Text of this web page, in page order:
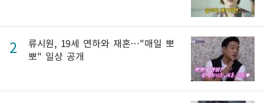
2
류시원, 19세 연하와 재혼…"매일 뽀
뽀" 일상 공개